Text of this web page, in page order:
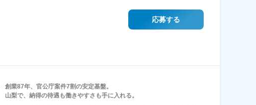
応募する
創業87年、官公庁案件7割の安定基盤。
山梨で、納得の待遇も働きやすさも手に入れる。